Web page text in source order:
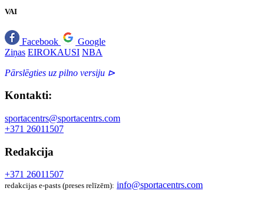
VAI
Facebook
Google
Ziņas EIROKAUSI NBA
Pārslēgties uz pilno versiju ⊳
Kontakti:
sportacentrs@sportacentrs.com
+371 26011507
Redakcija
+371 26011507
redakcijas e-pasts (preses relīzēm): info@sportacentrs.com